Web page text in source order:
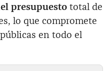
presupuesto total de
lo que compromete
en todo el